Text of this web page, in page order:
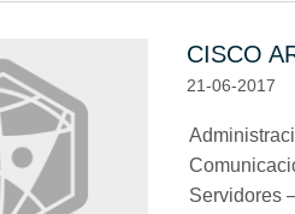
CISCO
21-06-2017
Servidores